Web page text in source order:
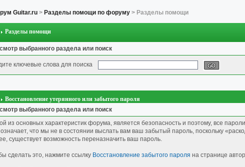
Guitar.ru > Разделы помощи по форуму > Разделы помощи
Разделы помощи
выбранного раздела или поиск
ключевые слова для поиска
Восстановление утерянного или забытого пароля
выбранного раздела или поиск
из основных характеристик форума, является безопасность и поэтому, все
что мы не в состоянии выслать вам ваш забытый пароль, поскольку
существует возможность переназначить ваш пароль.
сделать это, нажмите ссылку Восстановление забытого пароля на странице